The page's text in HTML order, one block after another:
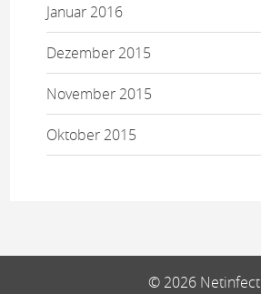
Januar 2016
Dezember 2015
November 2015
Oktober 2015
© 2026 Netinfect